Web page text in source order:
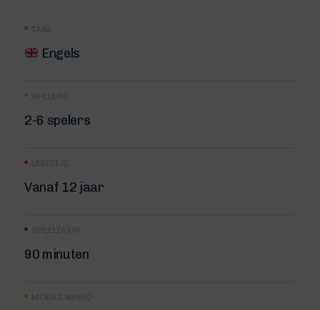
TAAL
Engels
SPELERS
2-6 spelers
LEEFTIJD
Vanaf 12 jaar
SPEELDUUR
90 minuten
MOEILIJKHEID